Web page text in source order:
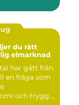
elmarknad
har gått från
en fråga som
och trygg...